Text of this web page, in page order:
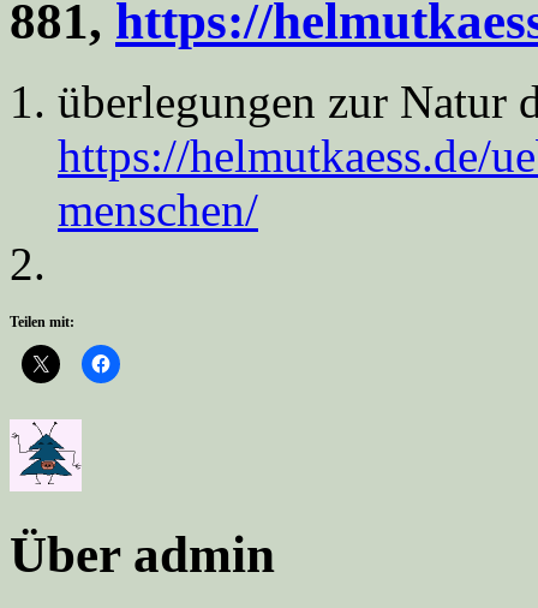
881, https://
überlegungen zur Natur
https://helmutkaess.de/
menschen/
Teilen mit:
Über admin